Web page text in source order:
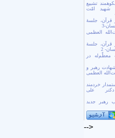
تشییع
شهید امّت
قرآن، جلسۀ
3
العظمی
قرآن، جلسۀ
2
معظّم‌له در
شهادت رهبر و
العظمی
خردمند
علی
رهبر جدید
-->